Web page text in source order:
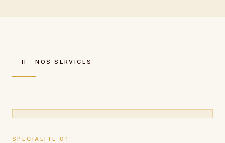
— II · NOS SERVICES
SPÉCIALITÉ 01